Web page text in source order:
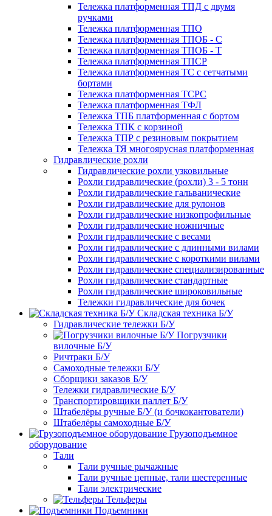
Тележка платформенная ТПД с двумя
ручками
Тележка платформенная ТПО
Тележка платформенная ТПОБ - С
Тележка платформенная ТПОБ - Т
Тележка платформенная ТПСР
Тележка платформенная ТС с сетчатыми
бортами
Тележка платформенная ТСРС
Тележка платформенная ТФЛ
Тележка ТПБ платформенная с бортом
Тележка ТПК с корзиной
Тележка ТПР с резиновым покрытием
Тележка ТЯ многоярусная платформенная
Гидравлические рохли
Гидравлические рохли узковильные
Рохли гидравлические (рохли) 3 - 5 тонн
Рохли гидравлические гальванические
Рохли гидравлические для рулонов
Рохли гидравлические низкопрофильные
Рохли гидравлические ножничные
Рохли гидравлические с весами
Рохли гидравлические с длинными вилами
Рохли гидравлические с короткими вилами
Рохли гидравлические специализированные
Рохли гидравлические стандартные
Рохли гидравлические широковильные
Тележки гидравлические для бочек
Складская техника Б/У
Гидравлические тележки Б/У
Погрузчики
вилочные Б/У
Ричтраки Б/У
Самоходные тележки Б/У
Сборщики заказов Б/У
Тележки гидравлические Б/У
Транспортировщики паллет Б/У
Штабелёры ручные Б/У (и бочкокантователи)
Штабелёры самоходные Б/У
Грузоподъемное
оборудование
Тали
Тали ручные рычажные
Тали ручные цепные, тали шестеренные
Тали электрические
Тельферы
Подъемники